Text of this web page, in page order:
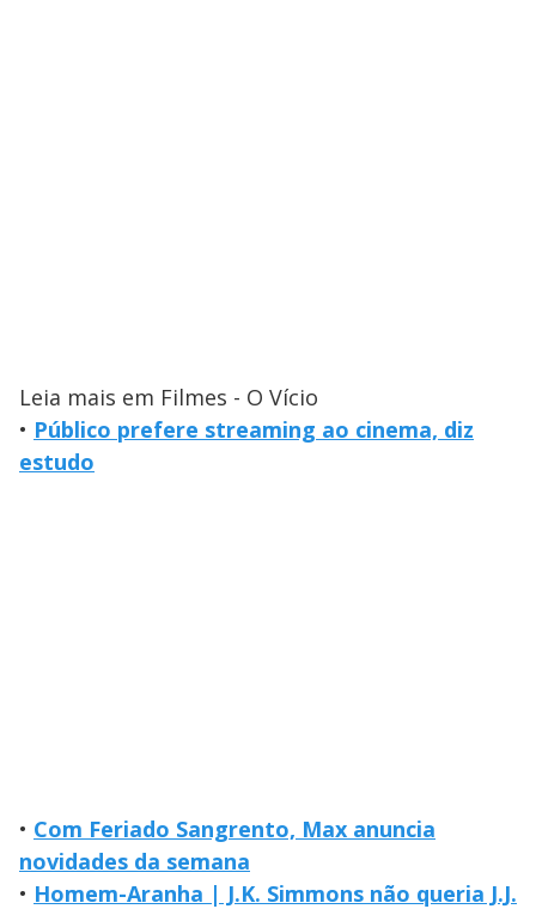
Leia mais em Filmes - O Vício
• Público prefere streaming ao cinema, diz
estudo
• Com Feriado Sangrento, Max anuncia
novidades da semana
• Homem-Aranha | J.K. Simmons não queria J.J.